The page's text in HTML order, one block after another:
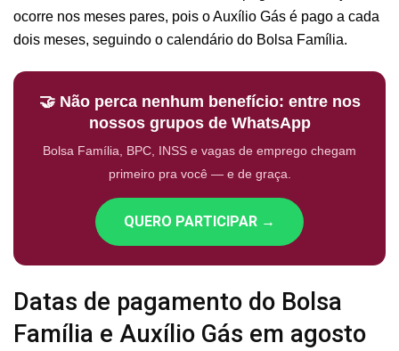
ocorre nos meses pares, pois o Auxílio Gás é pago a cada
dois meses, seguindo o calendário do Bolsa Família.
🤝 Não perca nenhum benefício: entre nos
nossos grupos de WhatsApp
Bolsa Família, BPC, INSS e vagas de emprego chegam
primeiro pra você — e de graça.
QUERO PARTICIPAR →
Datas de pagamento do Bolsa
Família e Auxílio Gás em agosto